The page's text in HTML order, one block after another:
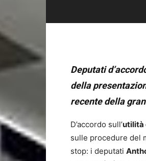
Deputati
della
recentedella
D’accordo sull’utilità
sulle procedure del
stop: i deputati